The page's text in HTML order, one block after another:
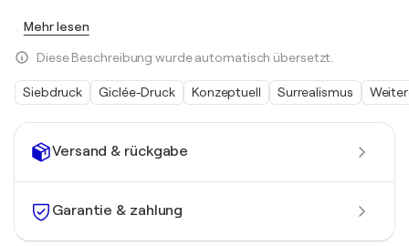
Versand & rückgabe
Garantie & zahlung
Mehr lesen
Diese Beschreibung wurde automatisch übersetzt.
Siebdruck Giclée-Druck Konzeptuell Surrealismus